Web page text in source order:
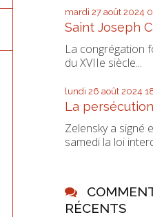
mardi 27 août 2024
Saint Joseph
La congrégation
du XVIIe siècle...
lundi 26 août 2024
La persécution
Zelensky a signé
samedi la loi
RÉCENTS